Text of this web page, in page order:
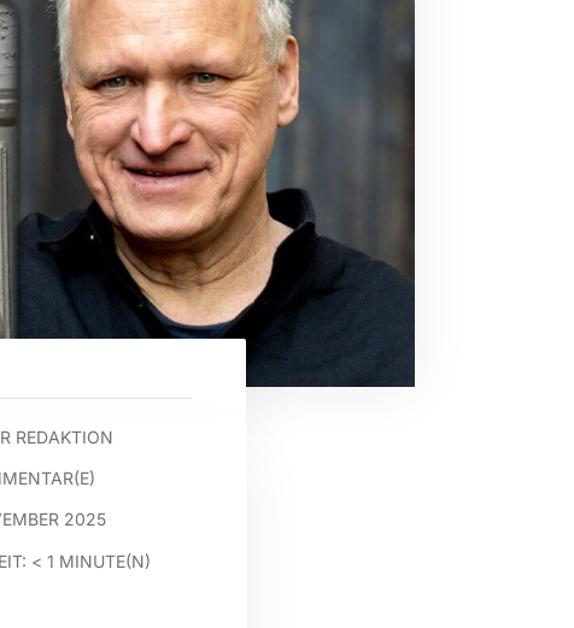
REDAKTION
2025
< 1 MINUTE(N)